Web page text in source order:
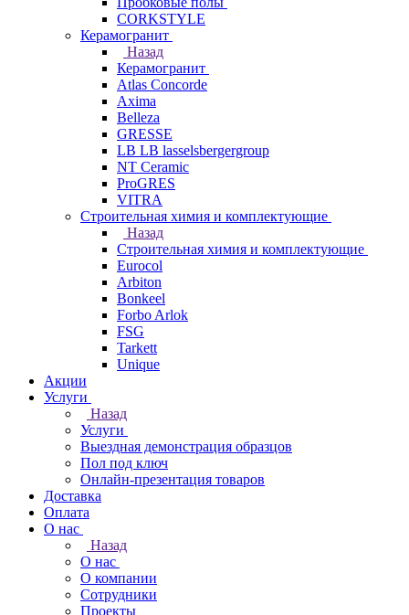
CORKSTYLE
Керамогранит
Назад
Керамогранит
Atlas Concorde
Axima
Belleza
GRESSE
LB LB lasselsbergergroup
NT Ceramic
ProGRES
VITRA
Строительная химия и комплектующие
Назад
Строительная химия и комплектующие
Eurocol
Arbiton
Bonkeel
Forbo Arlok
FSG
Tarkett
Unique
Акции
Услуги
Назад
Услуги
Выездная демонстрация образцов
Пол под ключ
Онлайн-презентация товаров
Доставка
Оплата
О нас
Назад
О нас
О компании
Сотрудники
Проекты